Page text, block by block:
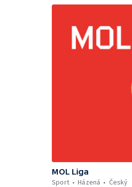
MOL Liga
Sport
Házená Český